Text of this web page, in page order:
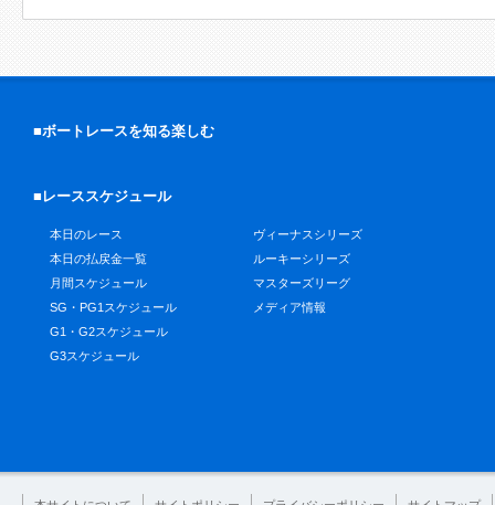
■ボートレースを知る楽しむ
■レーススケジュール
本日のレース
本日の払戻金一覧
月間スケジュール
SG・PG1スケジュール
G1・G2スケジュール
G3スケジュール
ヴィーナスシリーズ
ルーキーシリーズ
マスターズリーグ
メディア情報